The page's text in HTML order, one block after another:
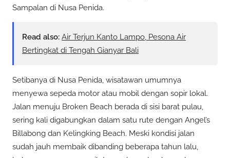
Sampalan di Nusa Penida.
Read also: Air Terjun Kanto Lampo, Pesona Air
Bertingkat di Tengah Gianyar Bali
Setibanya di Nusa Penida, wisatawan umumnya
menyewa sepeda motor atau mobil dengan sopir lokal.
Jalan menuju Broken Beach berada di sisi barat pulau,
sering kali digabungkan dalam satu rute dengan Angel’s
Billabong dan Kelingking Beach. Meski kondisi jalan
sudah jauh membaik dibanding beberapa tahun lalu,